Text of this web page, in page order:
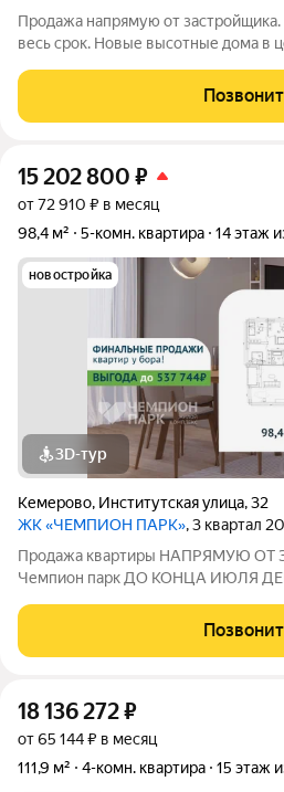
Продажа напрямую от
весь срок. Новые высотные дома в
магазины - в шаговой доступности.
Аба, с одной стороны,
15 202 800 ₽
от 72 910 ₽ в месяц
98,4 м²
5-комн. квартира 14 этаж
новостройка
3D-тур
Кемерово, Институтская улица,32
ЖК «ЧЕМПИОН ПАРК», 3 квартал
Продажа квартиры НАПРЯМУЮ
Чемпион парк ДО КОНЦА ИЮЛЯ ДЕЙСТВУЮТ АКЦИИ:
И ДРУГИЕ ПРЕДЛОЖЕНИЯ! Болеe
менеджер предоставит по
18 136 272₽
от 65 144 ₽ в месяц
111,9 м²
4-комн. квартира 15 этаж